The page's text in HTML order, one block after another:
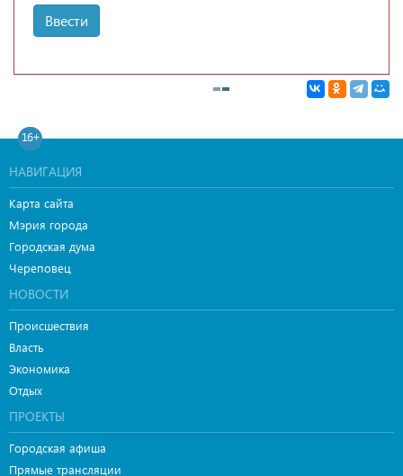
Ввести
16+
НАВИГАЦИЯ
Карта сайта
Мэрия города
Городская дума
Череповец
НОВОСТИ
Происшествия
Власть
Экономика
Отдых
ПРОЕКТЫ
Городская афиша
Прямые трансляции